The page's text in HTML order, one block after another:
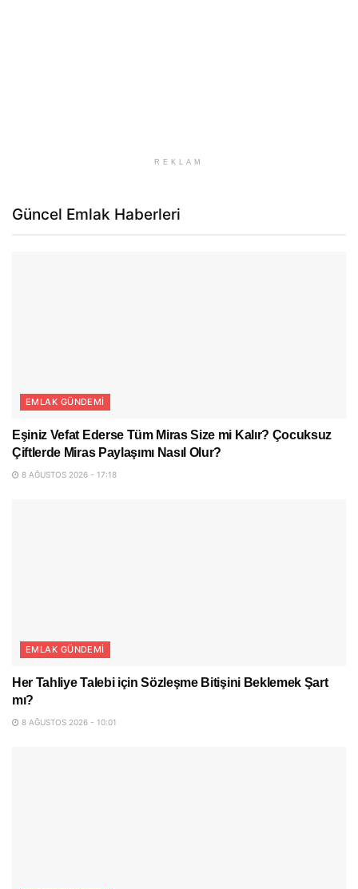
REKLAM
Güncel Emlak Haberleri
EMLAK GÜNDEMI
Eşiniz Vefat Ederse Tüm Miras Size mi Kalır? Çocuksuz
Çiftlerde Miras Paylaşımı Nasıl Olur?
8 AĞUSTOS 2026 - 17:18
EMLAK GÜNDEMI
Her Tahliye Talebi için Sözleşme Bitişini Beklemek Şart
mı?
8 AĞUSTOS 2026 - 10:01